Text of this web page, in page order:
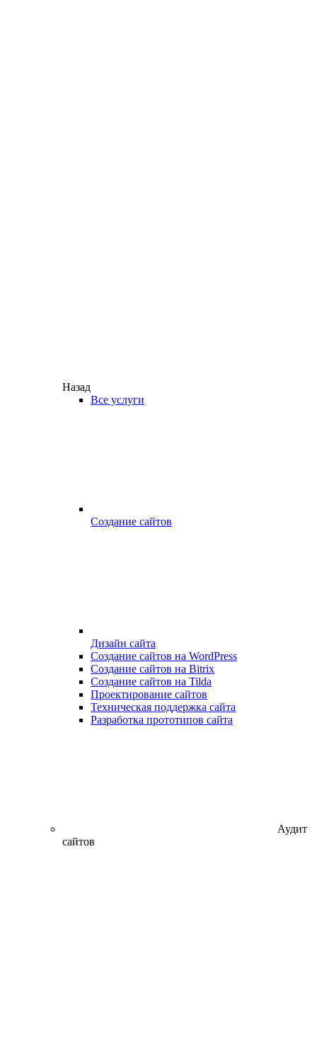
Назад
Все услуги
Создание сайтов
Дизайн сайта
Создание сайтов на WordPress
Создание сайтов на Bitrix
Создание сайтов на Tilda
Проектирование сайтов
Техническая поддержка сайта
Разработка прототипов сайта
Аудит
сайтов